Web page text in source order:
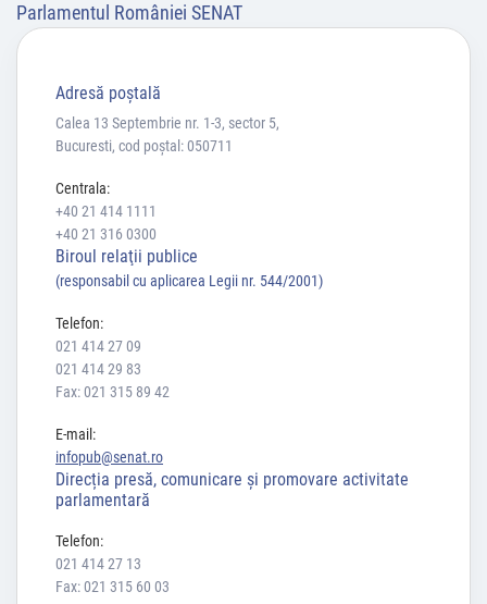
Parlamentul României SENAT
Adresă poştală
Calea 13 Septembrie nr. 1-3, sector 5,
Bucuresti, cod poștal: 050711
Centrala:
+40 21 414 1111
+40 21 316 0300
Biroul relaţii publice
(responsabil cu aplicarea Legii nr. 544/2001)
Telefon:
021 414 27 09
021 414 29 83
Fax: 021 315 89 42
E-mail:
infopub@senat.ro
Direcția presă, comunicare și promovare activitate
parlamentară
Telefon:
021 414 27 13
Fax: 021 315 60 03